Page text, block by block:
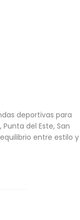
deportivas para
del Este, San
entre estilo y